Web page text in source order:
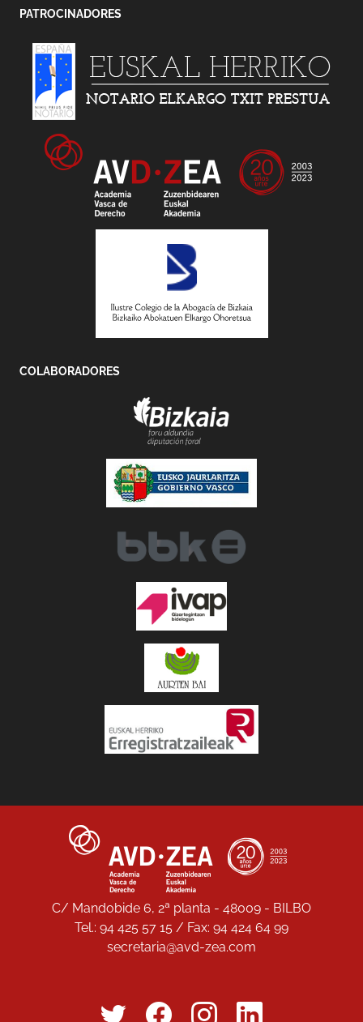
PATROCINADORES
COLABORADORES
C/ Mandobide 6, 2ª planta - 48009 - BILBO
Tel.: 94 425 57 15 / Fax: 94 424 64 99
secretaria@avd-zea.com